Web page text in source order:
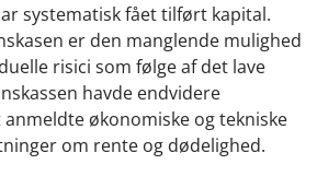
systematisk fået tilført kapital.
er den manglende mulighed
risici som følge af det lave
havde endvidere
økonomiske og tekniske
om rente og dødelighed.